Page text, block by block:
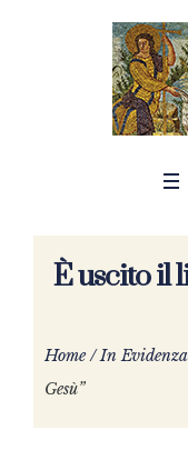
È uscito il
Home /In Evidenza
Gesù”